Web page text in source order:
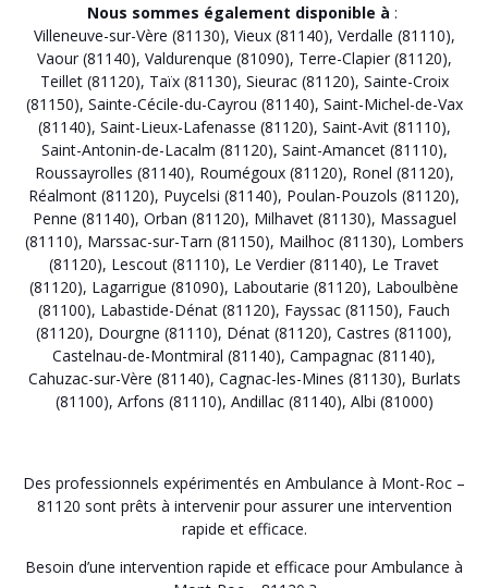
Nous sommes également disponible à :
Villeneuve-sur-Vère (81130), Vieux (81140), Verdalle (81110),
Vaour (81140), Valdurenque (81090), Terre-Clapier (81120),
Teillet (81120), Taïx (81130), Sieurac (81120), Sainte-Croix
(81150), Sainte-Cécile-du-Cayrou (81140), Saint-Michel-de-Vax
(81140), Saint-Lieux-Lafenasse (81120), Saint-Avit (81110),
Saint-Antonin-de-Lacalm (81120), Saint-Amancet (81110),
Roussayrolles (81140), Roumégoux (81120), Ronel (81120),
Réalmont (81120), Puycelsi (81140), Poulan-Pouzols (81120),
Penne (81140), Orban (81120), Milhavet (81130), Massaguel
(81110), Marssac-sur-Tarn (81150), Mailhoc (81130), Lombers
(81120), Lescout (81110), Le Verdier (81140), Le Travet
(81120), Lagarrigue (81090), Laboutarie (81120), Laboulbène
(81100), Labastide-Dénat (81120), Fayssac (81150), Fauch
(81120), Dourgne (81110), Dénat (81120), Castres (81100),
Castelnau-de-Montmiral (81140), Campagnac (81140),
Cahuzac-sur-Vère (81140), Cagnac-les-Mines (81130), Burlats
(81100), Arfons (81110), Andillac (81140), Albi (81000)
Des professionnels expérimentés en Ambulance à Mont-Roc –
81120 sont prêts à intervenir pour assurer une intervention
rapide et efficace.
Besoin d’une intervention rapide et efficace pour Ambulance à